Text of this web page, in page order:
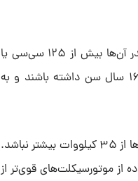
۲. گروه الف یک: این گروه شامل موتورسیکلت‌هایی است که حجم سیلندر آن‌ها بیش از ۱۲۵ سی‌سی یا
توان آن‌ها بیشتر از ۱۱ کیلووات نباشد. متقاضیان این گروه باید حداقل ۱۶ سال سن داشته باشند و به
۳. گروه الف دو: این گروه به موتورسیکلت‌هایی اختصاص دارد که توان آن‌ها از ۳۵ کیلووات بیشتر نباشد.
به استفاده از موتورسیکلت‌های قوی‌تر از